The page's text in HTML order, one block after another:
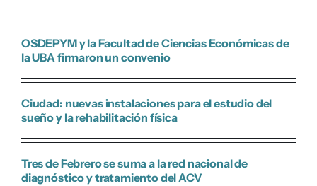
OSDEPYM y la Facultad de Ciencias Económicas de
la UBA firmaron un convenio
Ciudad: nuevas instalaciones para el estudio del
sueño y la rehabilitación física
Tres de Febrero se suma a la red nacional de
diagnóstico y tratamiento del ACV